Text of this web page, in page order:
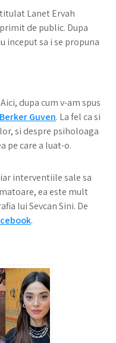
Lanet Ervah
de public. Dupa
inceput sa i se propuna
dupa cum v-am spus
Guven. La fel ca si
si despre psiholoaga
pe care a luat-o.
interventiile sale sa
ea este mult
lui Sevcan Sini. De
.